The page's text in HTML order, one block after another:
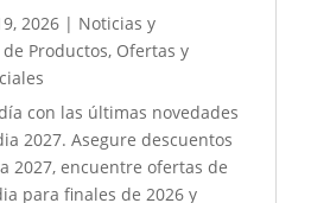
2026| Noticias y
Productos, Ofertas y
con las últimas novedades
2027. Asegure descuentos
2027, encuentre ofertas de
para finales de 2026 y